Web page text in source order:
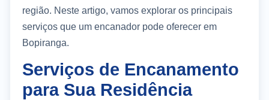
região. Neste artigo, vamos explorar os principais
serviços que um encanador pode oferecer em
Bopiranga.
Serviços de Encanamento
para Sua Residência